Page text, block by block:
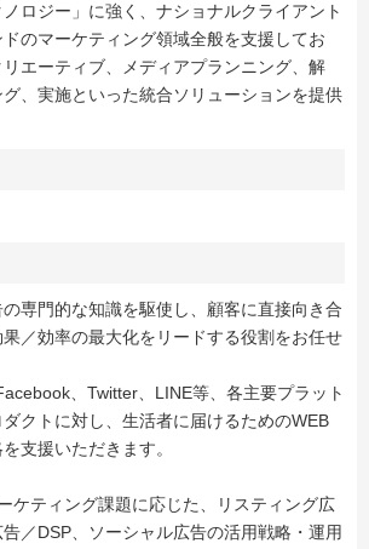
ノロジー」に強く、ナショナルクライアント
のマーケティング領域全般を支援してお
エーティブ、メディアプランニング、解
、実施といった統合ソリューションを提供
専門的な知識を駆使し、顧客に直接向き合
／効率の最大化をリードする役割をお任せ
、Twitter、LINE等、各主要プラット
クトに対し、生活者に届けるためのWEB
支援いただきます。
ケティング課題に応じた、リスティング広
／DSP、ソーシャル広告の活用戦略・運用